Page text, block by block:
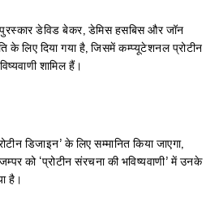
पुरस्कार डेविड बेकर, डेमिस हसबिस और जॉन
के लिए दिया गया है, जिसमें कम्प्यूटेशनल प्रोटीन
शामिल हैं।
डिजाइन’ के लिए सम्मानित किया जाएगा,
को ‘प्रोटीन संरचना की भविष्यवाणी’ में उनके
है।